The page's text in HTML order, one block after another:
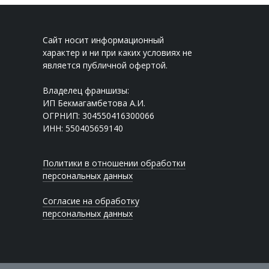
Сайт носит информационный
характер и ни при каких условиях не
является публичной офертой.
Владелец франшизы:
ИП Бекмагамбетова А.И.
ОГРНИП: 304550416300066
ИНН: 550405659140
Политики в отношении обработки
персональных данных
Согласие на обработку
персональных данных